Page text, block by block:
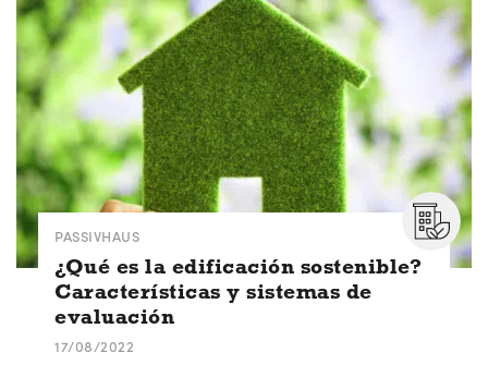
PASSIVHAUS
¿Qué es la edificación sostenible?
Características y sistemas de
evaluación
17/08/2022